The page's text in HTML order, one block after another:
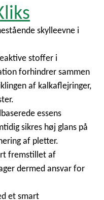
skylleevne i
stoffer i
forhindrer sammen
af kalkaflejringer,
essens
sikres høj glans på
af pletter.
fremstillet af
dermed ansvar for
et smart